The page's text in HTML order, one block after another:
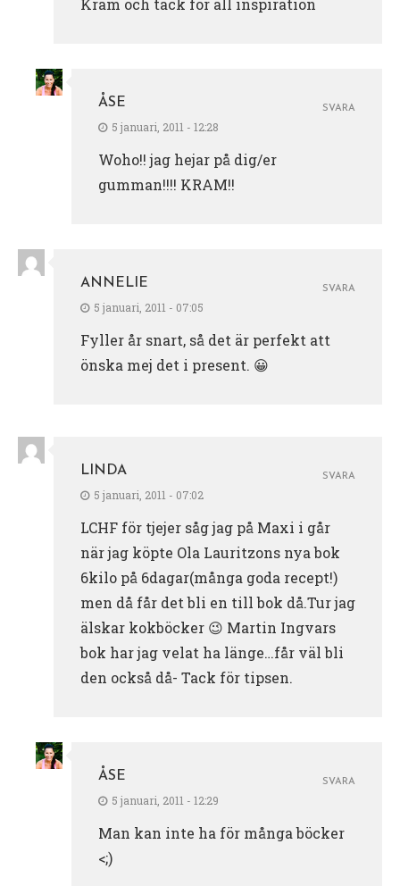
Kram och tack för all inspiration
ÅSE
5 januari, 2011 - 12:28
Woho!! jag hejar på dig/er
gumman!!!! KRAM!!
SVARA
ANNELIE
5 januari, 2011 - 07:05
Fyller år snart, så det är perfekt att
önska mej det i present. 😀
SVARA
LINDA
5 januari, 2011 - 07:02
LCHF för tjejer såg jag på Maxi i går
när jag köpte Ola Lauritzons nya bok
6kilo på 6dagar(många goda recept!)
men då får det bli en till bok då.Tur jag
älskar kokböcker 😉 Martin Ingvars
bok har jag velat ha länge…får väl bli
den också då- Tack för tipsen.
SVARA
ÅSE
5 januari, 2011 - 12:29
Man kan inte ha för många böcker
<;)
SVARA